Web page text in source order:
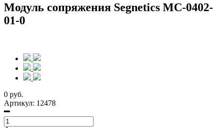
Модуль сопряжения Segnetics MC-0402-
01-0
0 руб.
Артикул: 12478